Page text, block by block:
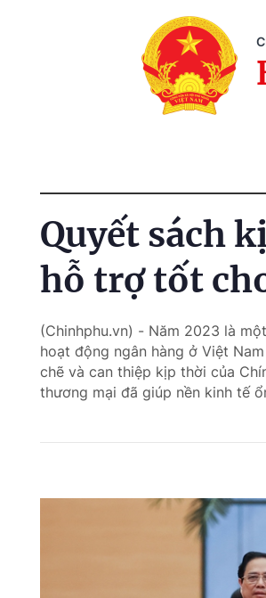
Quyết sách
hỗ trợ tốt
(Chinhphu.vn) - Năm 2023 là
hoạt động ngân hàng ở Việt
chẽ và can thiệp kịp thời của
thương mại đã giúp nền kinh tế